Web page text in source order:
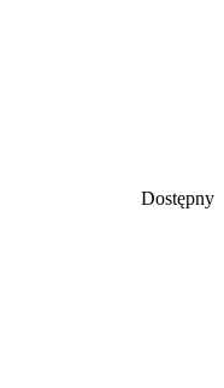
Dostępny